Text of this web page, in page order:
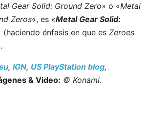
Gear Solid: Ground Zero» o «Metal
Zeros«, es «Metal Gear Solid:
(haciendo énfasis en que es Zeroes
, IGN, US PlayStation blog,
& Video: © Konami.